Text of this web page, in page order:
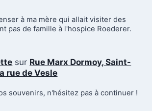
à ma mère qui allait visiter des
pas de famille à l'hospice Roederer.
sur Rue Marx Dormoy, Saint-
rue de Vesle
souvenirs, n'hésitez pas à continuer !